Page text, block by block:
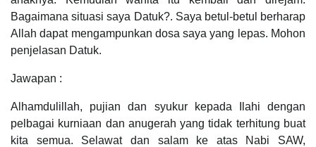
Bagaimana situasi saya Datuk?. Saya betul-betul berharap
Allah dapat mengampunkan dosa saya yang lepas. Mohon
penjelasan Datuk.
Jawapan :
Alhamdulillah, pujian dan syukur kepada Ilahi dengan
pelbagai kurniaan dan anugerah yang tidak terhitung buat
kita semua. Selawat dan salam ke atas Nabi SAW,